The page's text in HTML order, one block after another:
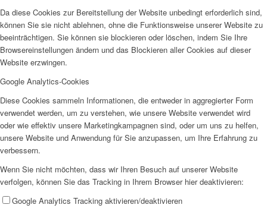
Migrationsberatung
Antidiskriminierungsberatung
Da diese Cookies zur Bereitstellung der Website unbedingt erforderlich sind,
können Sie sie nicht ablehnen, ohne die Funktionsweise unserer Website zu
beeinträchtigen. Sie können sie blockieren oder löschen, indem Sie Ihre
Browsereinstellungen ändern und das Blockieren aller Cookies auf dieser
Website erzwingen.
Google Analytics-Cookies
Diese Cookies sammeln Informationen, die entweder in aggregierter Form
verwendet werden, um zu verstehen, wie unsere Website verwendet wird
oder wie effektiv unsere Marketingkampagnen sind, oder um uns zu helfen,
unsere Website und Anwendung für Sie anzupassen, um Ihre Erfahrung zu
verbessern.
Wenn Sie nicht möchten, dass wir Ihren Besuch auf unserer Website
verfolgen, können Sie das Tracking in Ihrem Browser hier deaktivieren:
Google Analytics Tracking aktivieren/deaktivieren